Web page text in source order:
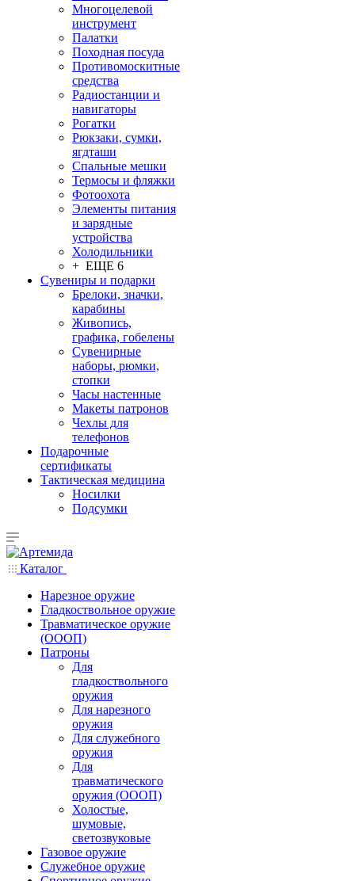
Многоцелевой
инструмент
Палатки
Походная посуда
Противомоскитные
средства
Радиостанции и
навигаторы
Рогатки
Рюкзаки, сумки,
ягдташи
Спальные мешки
Термосы и фляжки
Фотоохота
Элементы питания
и зарядные
устройства
Холодильники
+ ЕЩЕ 6
Сувениры и подарки
Брелоки, значки,
карабины
Живопись,
графика, гобелены
Сувенирные
наборы, рюмки,
стопки
Часы настенные
Макеты патронов
Чехлы для
телефонов
Подарочные
сертификаты
Тактическая медицина
Носилки
Подсумки
Каталог
Нарезное оружие
Гладкоствольное оружие
Травматическое оружие
(ОООП)
Патроны
Для
гладкоствольного
оружия
Для нарезного
оружия
Для служебного
оружия
Для
травматического
оружия (ОООП)
Холостые,
шумовые,
светозвуковые
Газовое оружие
Служебное оружие